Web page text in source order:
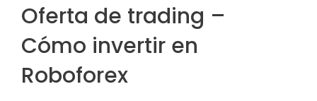
Oferta de trading –
Cómo invertir en
Roboforex